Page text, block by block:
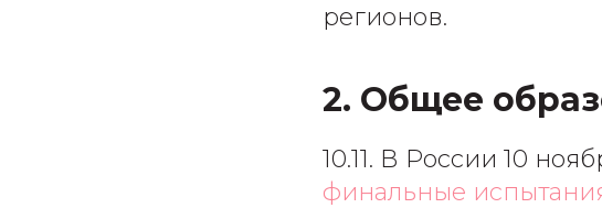
регионов.
2. Общее
10.11. В России 10
финальные